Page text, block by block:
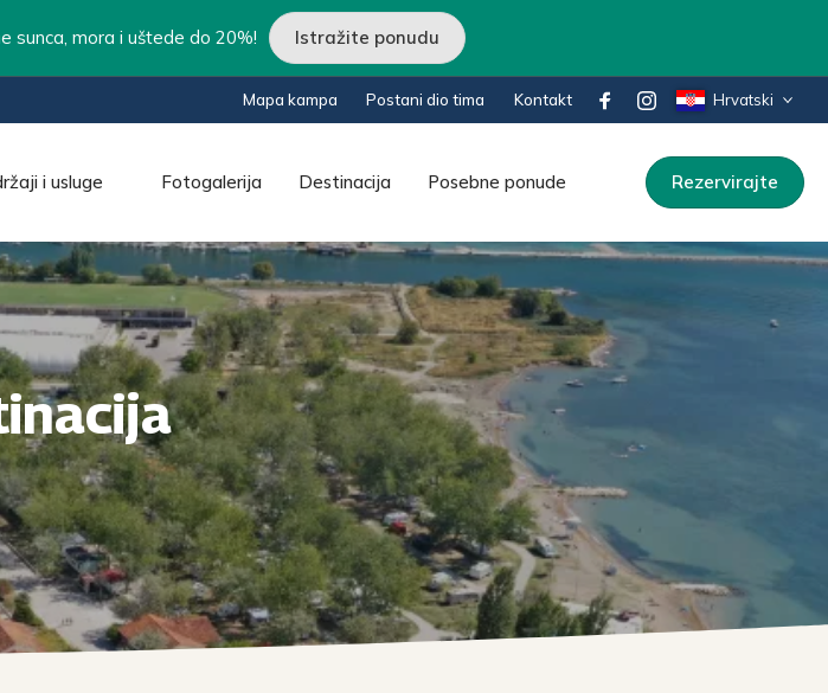
sunca, mora i uštede do 20%! Istražite ponudu
Mapa kampa Postani dio tima Kontakt Hrvatski
i usluge Fotogalerija Destinacija Posebne ponude Rezervirajte